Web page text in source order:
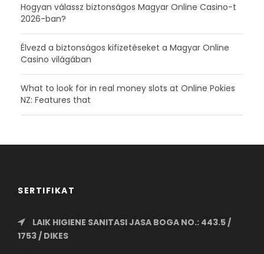
Hogyan válassz biztonságos Magyar Online Casino-t
2026-ban?
Élvezd a biztonságos kifizetéseket a Magyar Online
Casino világában
What to look for in real money slots at Online Pokies
NZ: Features that
SERTIFIKAT
LAIK HIGIENE SANITASI JASA BOGA NO.: 443.5 /
1753 / DIKES